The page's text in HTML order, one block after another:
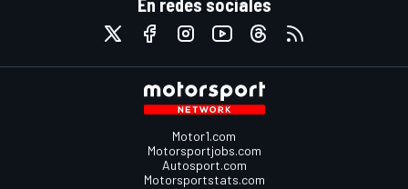
En redes sociales
Motor1.com
Motorsportjobs.com
Autosport.com
Motorsportstats.com